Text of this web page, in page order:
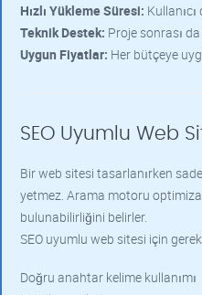
Hızlı Yükleme Süresi:
Teknik Destek: Proje sonrası da
Uygun Fiyatlar: Her bütçeye
SEO Uyumlu Web
Bir web sitesi tasarlanırken
yetmez. Arama motoru
bulunabilirliğini belirler.
SEO uyumlu web sitesi için
Doğru anahtar kelime kullanımı